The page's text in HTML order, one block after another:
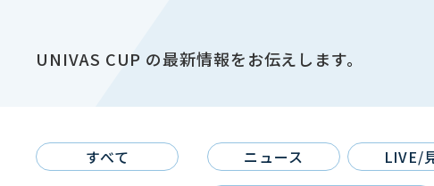
UNIVAS CUP の最新情報をお伝えします。
すべて ニュース LIVE/